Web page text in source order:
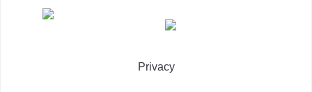
Privacy